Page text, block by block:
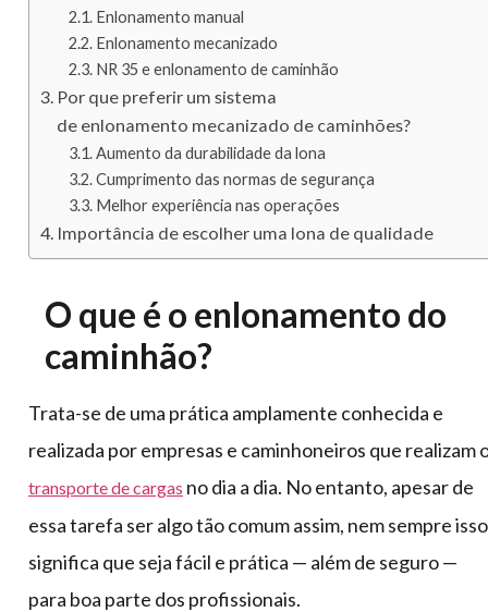
Enlonamento manual
Enlonamento mecanizado
NR 35 e enlonamento de caminhão
Por que preferir um sistema
de enlonamento mecanizado de caminhões?
Aumento da durabilidade da lona
Cumprimento das normas de segurança
Melhor experiência nas operações
Importância de escolher uma lona de qualidade
O que é o enlonamento do
caminhão?
Trata-se de uma prática amplamente conhecida e
realizada por empresas e caminhoneiros que realizam
transporte de cargas no dia a dia. No entanto, apesar de
essa tarefa ser algo tão comum assim, nem sempre isso
significa que seja fácil e prática — além de seguro —
para boa parte dos profissionais.